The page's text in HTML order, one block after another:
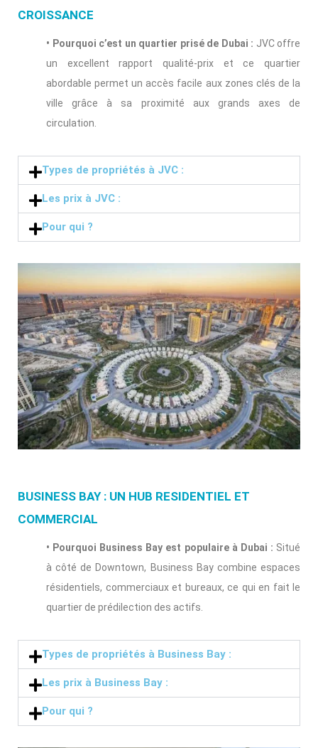
CROISSANCE
• Pourquoi c’est un quartier prisé de Dubai : JVC offre
un excellent rapport qualité-prix et ce quartier
abordable permet un accès facile aux zones clés de la
ville grâce à sa proximité aux grands axes de
circulation.
Types de propriétés à JVC :
Les prix à JVC :
Pour qui ?
BUSINESS BAY : UN HUB RESIDENTIEL ET
COMMERCIAL
• Pourquoi Business Bay est populaire à Dubai : Situé
à côté de Downtown, Business Bay combine espaces
résidentiels, commerciaux et bureaux, ce qui en fait le
quartier de prédilection des actifs.
Types de propriétés à Business Bay :
Les prix à Business Bay :
Pour qui ?